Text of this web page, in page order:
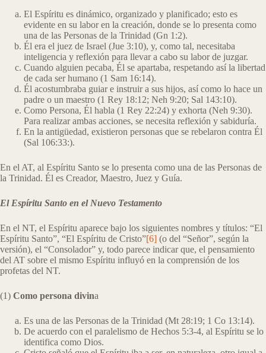
El Espíritu es dinámico, organizado y planificado; esto es
evidente en su labor en la creación, donde se lo presenta como
una de las Personas de la Trinidad (Gn 1:2).
Él era el juez de Israel (Jue 3:10), y, como tal, necesitaba
inteligencia y reflexión para llevar a cabo su labor de juzgar.
Cuando alguien pecaba, Él se apartaba, respetando así la libertad
de cada ser humano (1 Sam 16:14).
Él acostumbraba guiar e instruir a sus hijos, así como lo hace un
padre o un maestro (1 Rey 18:12; Neh 9:20; Sal 143:10).
Como Persona, Él habla (1 Rey 22:24) y exhorta (Neh 9:30).
Para realizar ambas acciones, se necesita reflexión y sabiduría.
En la antigüedad, existieron personas que se rebelaron contra Él
(Sal 106:33:).
En el AT, al Espíritu Santo se lo presenta como una de las Personas de
la Trinidad. Él es Creador, Maestro, Juez y Guía.
El Espíritu Santo en el Nuevo Testamento
En el NT, el Espíritu aparece bajo los siguientes nombres y títulos: “El
Espíritu Santo”, “El Espíritu de Cristo”[6] (o del “Señor”, según la
versión), el “Consolador” y, todo parece indicar que, el pensamiento
del AT sobre el mismo Espíritu influyó en la comprensión de los
profetas del NT.
(1) Como persona divina
Es una de las Personas de la Trinidad (Mt 28:19; 1 Co 13:14).
De acuerdo con el paralelismo de Hechos 5:3-4, al Espíritu se lo
identifica como Dios.